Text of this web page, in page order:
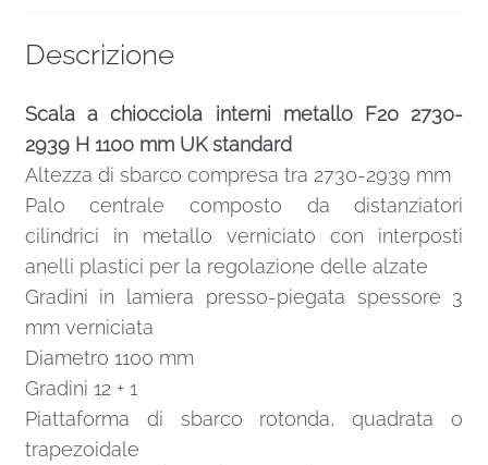
Descrizione
Scala a chiocciola interni metallo F20 2730-
2939 H 1100 mm UK standard
Altezza di sbarco compresa tra 2730-2939 mm
Palo centrale composto da distanziatori
cilindrici in metallo verniciato con interposti
anelli plastici per la regolazione delle alzate
Gradini in lamiera presso-piegata spessore 3
mm verniciata
Diametro 1100 mm
Gradini 12 + 1
Piattaforma di sbarco rotonda, quadrata o
trapezoidale